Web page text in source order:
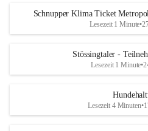
Schnupper Klima Ticket
Lesezeit 1 Minute•
Stössingtaler -
Lesezeit 1 Minute•
Lesezeit 4 Minuten•